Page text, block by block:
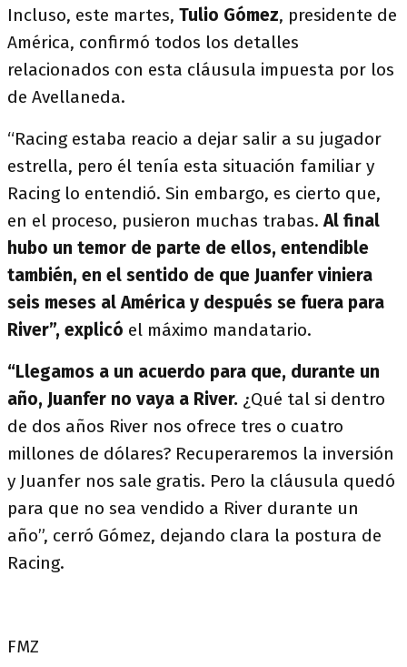
Incluso, este martes, Tulio Gómez, presidente de
América, confirmó todos los detalles
relacionados con esta cláusula impuesta por los
de Avellaneda.
“Racing estaba reacio a dejar salir a su jugador
estrella, pero él tenía esta situación familiar y
Racing lo entendió. Sin embargo, es cierto que,
en el proceso, pusieron muchas trabas.Al final
hubo un temor de parte de ellos, entendible
también, en el sentido de que Juanfer viniera
seis meses al América y después se fuera para
River”, explicó el máximo mandatario.
“Llegamos a un acuerdo para que, durante un
año, Juanfer no vaya a River. ¿Qué tal si dentro
de dos años River nos ofrece tres o cuatro
millones de dólares? Recuperaremos la inversión
y Juanfer nos sale gratis. Pero la cláusula quedó
para que no sea vendido a River durante un
año”, cerró Gómez, dejando clara la postura de
Racing.
FMZ